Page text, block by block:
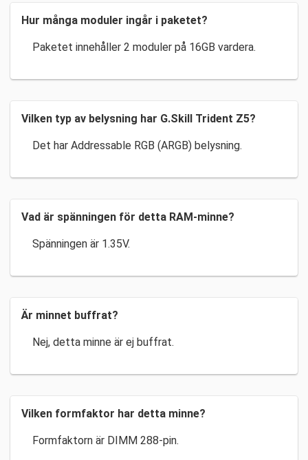
Hur många moduler ingår i paketet?
Paketet innehåller 2 moduler på 16GB vardera.
Vilken typ av belysning har G.Skill Trident Z5?
Det har Addressable RGB (ARGB) belysning.
Vad är spänningen för detta RAM-minne?
Spänningen är 1.35V.
Är minnet buffrat?
Nej, detta minne är ej buffrat.
Vilken formfaktor har detta minne?
Formfaktorn är DIMM 288-pin.